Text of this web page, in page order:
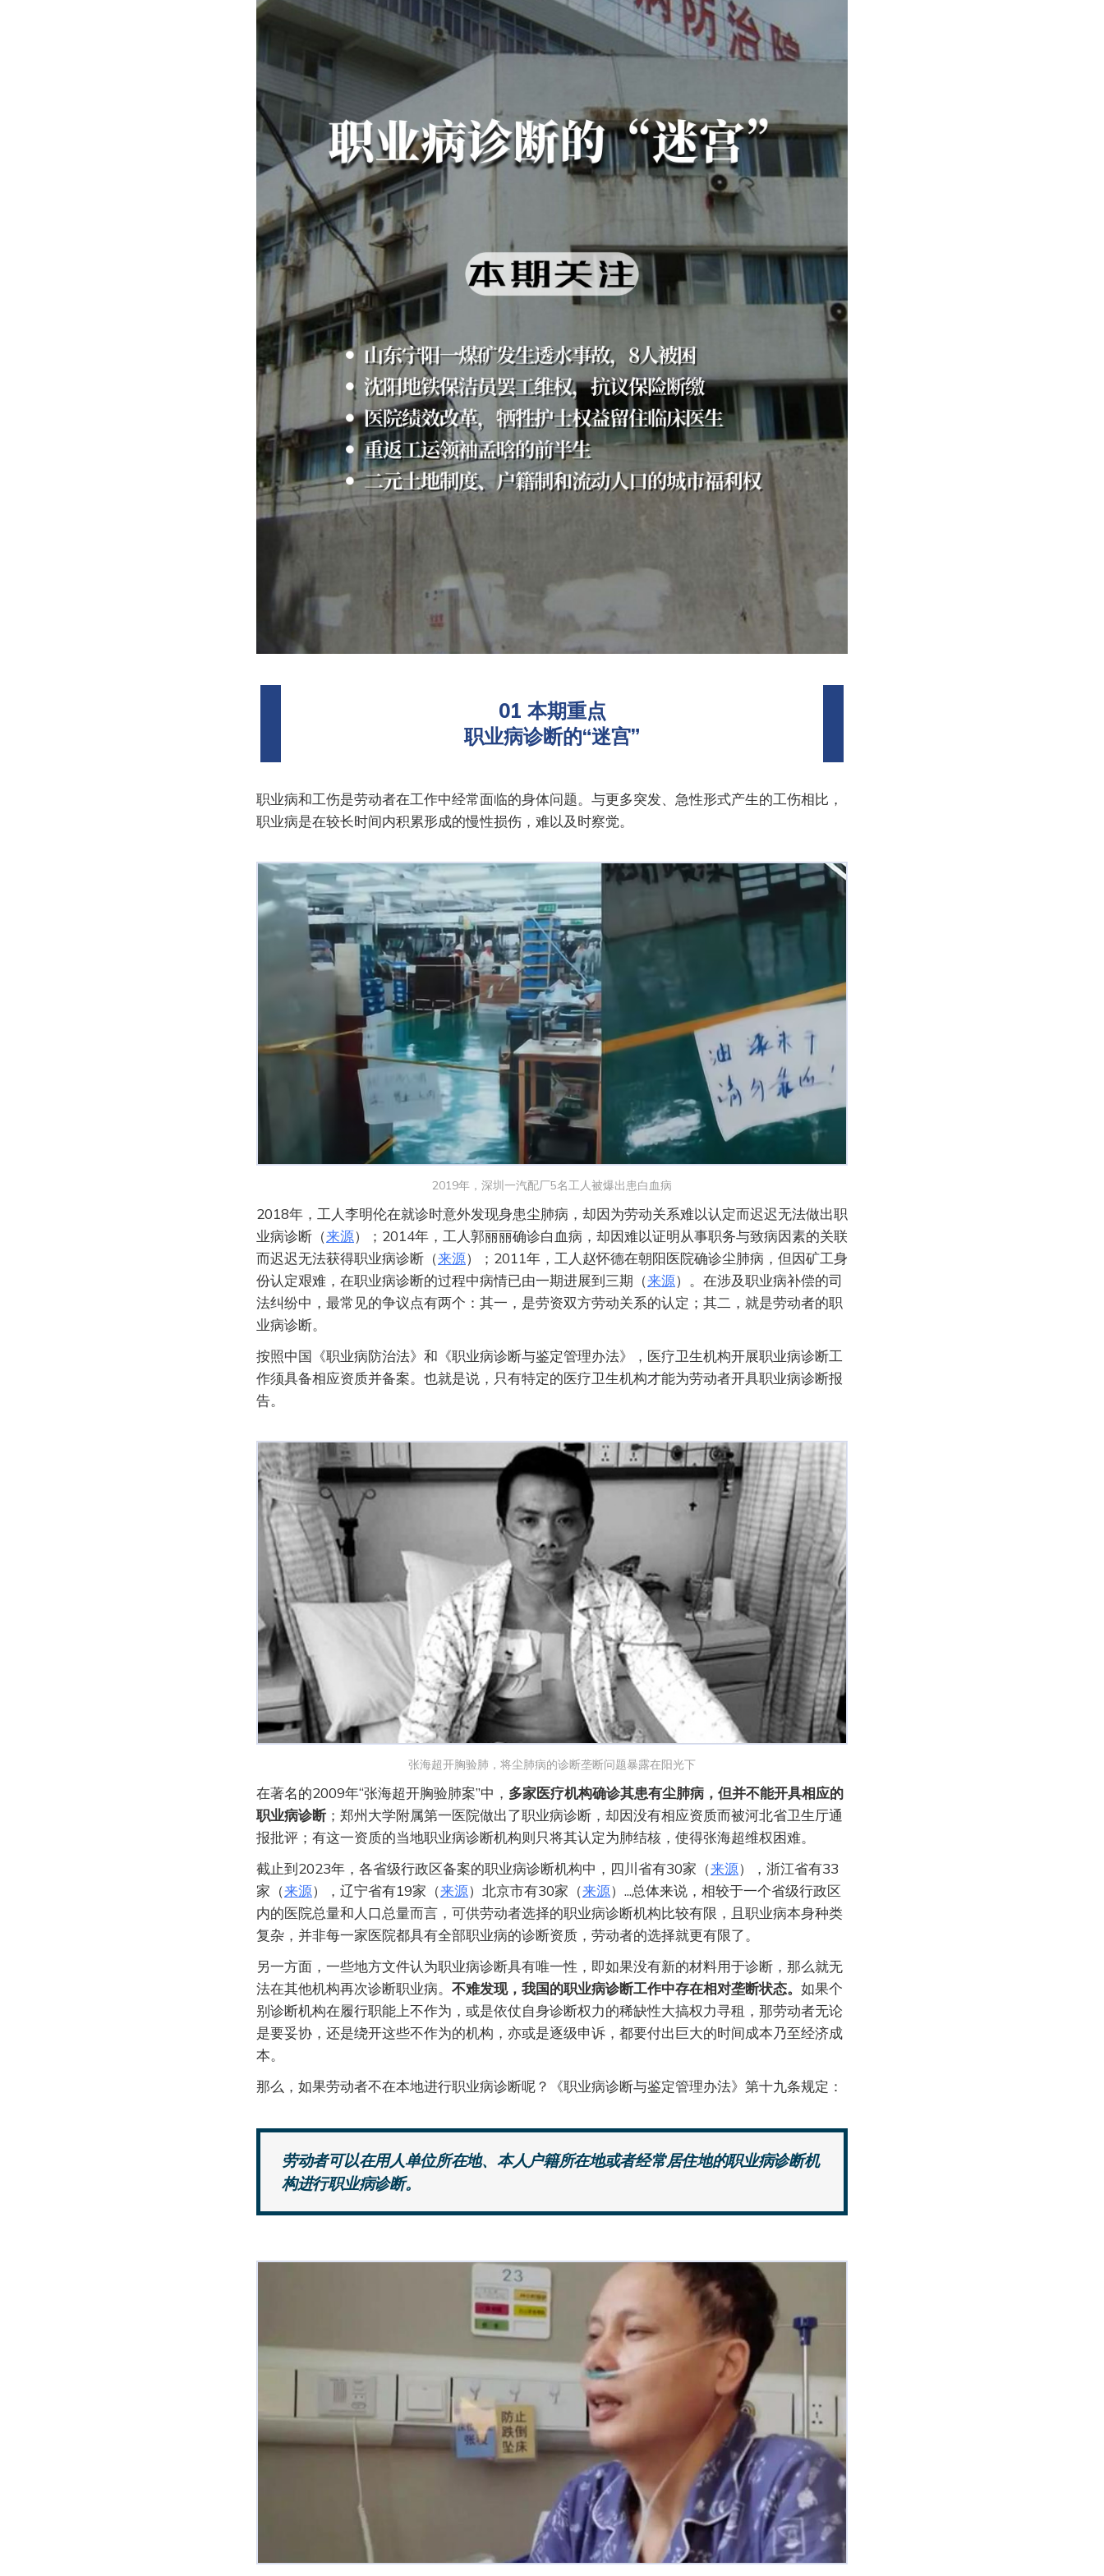
01 本期重点
职业病诊断的“迷宫”
职业病和工伤是劳动者在工作中经常面临的身体问题。与更多突发、急性形式产生的工伤相比，
职业病是在较长时间内积累形成的慢性损伤，难以及时察觉。
2019年，深圳一汽配厂5名工人被爆出患白血病
2018年，工人李明伦在就诊时意外发现身患尘肺病，却因为劳动关系难以认定而迟迟无法做出职
业病诊断（来源）；2014年，工人郭丽丽确诊白血病，却因难以证明从事职务与致病因素的关联
而迟迟无法获得职业病诊断（来源）；2011年，工人赵怀德在朝阳医院确诊尘肺病，但因矿工身
份认定艰难，在职业病诊断的过程中病情已由一期进展到三期（来源）。在涉及职业病补偿的司
法纠纷中，最常见的争议点有两个：其一，是劳资双方劳动关系的认定；其二，就是劳动者的职
业病诊断。
按照中国《职业病防治法》和《职业病诊断与鉴定管理办法》，医疗卫生机构开展职业病诊断工
作须具备相应资质并备案。也就是说，只有特定的医疗卫生机构才能为劳动者开具职业病诊断报
告。
张海超开胸验肺，将尘肺病的诊断垄断问题暴露在阳光下
在著名的2009年“张海超开胸验肺案”中， 多家医疗机构确诊其患有尘肺病，但并不能开具相应的
职业病诊断；郑州大学附属第一医院做出了职业病诊断，却因没有相应资质而被河北省卫生厅通
报批评；有这一资质的当地职业病诊断机构则只将其认定为肺结核，使得张海超维权困难。
截止到2023年，各省级行政区备案的职业病诊断机构中，四川省有30家（来源），浙江省有33
家（来源），辽宁省有19家（来源）北京市有30家（来源）...总体来说，相较于一个省级行政区
内的医院总量和人口总量而言，可供劳动者选择的职业病诊断机构比较有限，且职业病本身种类
复杂，并非每一家医院都具有全部职业病的诊断资质，劳动者的选择就更有限了。
另一方面，一些地方文件认为职业病诊断具有唯一性，即如果没有新的材料用于诊断，那么就无
法在其他机构再次诊断职业病。 不难发现，我国的职业病诊断工作中存在相对垄断状态。 如果个
别诊断机构在履行职能上不作为，或是依仗自身诊断权力的稀缺性大搞权力寻租，那劳动者无论
是要妥协，还是绕开这些不作为的机构，亦或是逐级申诉，都要付出巨大的时间成本乃至经济成
本。
那么，如果劳动者不在本地进行职业病诊断呢？《职业病诊断与鉴定管理办法》第十九条规定：
劳动者可以在用人单位所在地、本人户籍所在地或者经常居住地的职业病诊断机
构进行职业病诊断。